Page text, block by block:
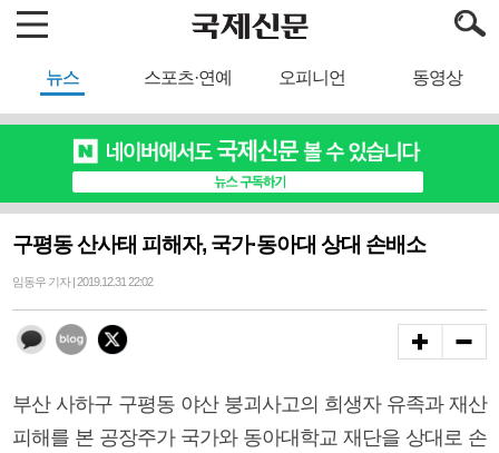
뉴스 스포츠·연예 오피니언 동영상
구평동 산사태 피해자, 국가·동아대 상대 손배소
임동우 기자 | 2019.12.31 22:02
부산 사하구 구평동 야산 붕괴사고의 희생자 유족과 재산
피해를 본 공장주가 국가와 동아대학교 재단을 상대로 손